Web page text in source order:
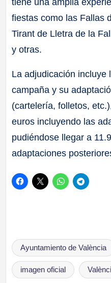
fiestas como las Fallas
Tirant de Lletra de la
y otras.
La adjudicación incluye
campaña y su
(cartelería, folletos,
euros incluyendo las
pudiéndose llegar a
adaptaciones
Etiquetas:
Ayuntamiento de València
imagen oficial